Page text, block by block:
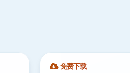
免费下载